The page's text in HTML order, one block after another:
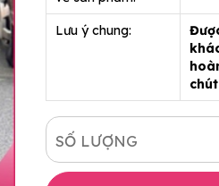
Lưu ý chung:
SỐ LƯỢNG